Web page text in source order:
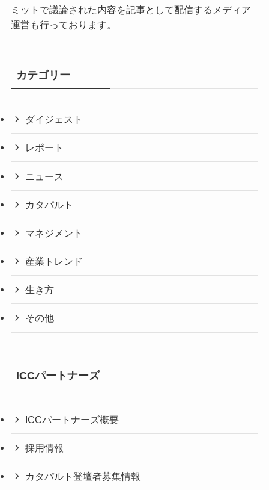
ミットで議論された内容を記事として配信するメディア
運営も行っております。
カテゴリー
ダイジェスト
レポート
ニュース
カタパルト
マネジメント
産業トレンド
生き方
その他
ICCパートナーズ
ICCパートナーズ概要
採用情報
カタパルト登壇者募集情報